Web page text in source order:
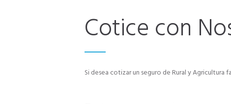
Cotice con
Si desea cotizar un seguro de Rural y